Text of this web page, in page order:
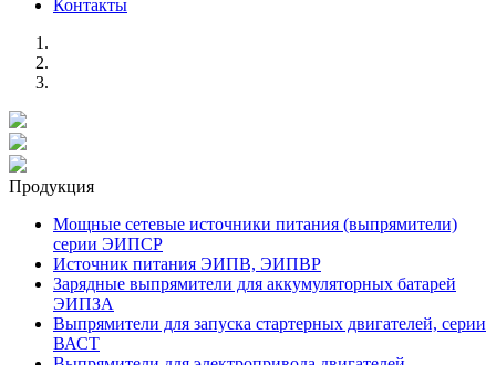
Контакты
Продукция
Мощные сетевые источники питания (выпрямители)
серии ЭИПСР
Источник питания ЭИПВ, ЭИПВР
Зарядные выпрямители для аккумуляторных батарей
ЭИПЗА
Выпрямители для запуска стартерных двигателей, серии
ВАСТ